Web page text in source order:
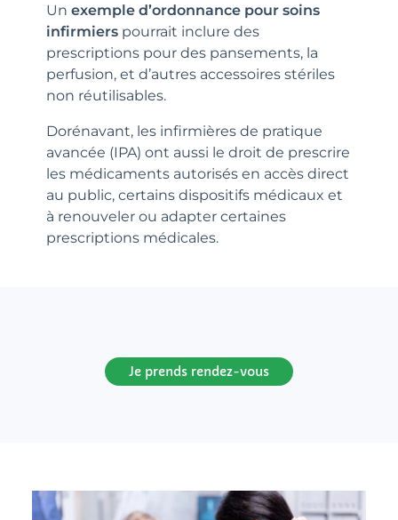
Un exemple d’ordonnance pour soins
infirmiers pourrait inclure des
prescriptions pour des pansements, la
perfusion, et d’autres accessoires stériles
non réutilisables.
Dorénavant, les infirmières de pratique
avancée (IPA) ont aussi le droit de prescrire
les médicaments autorisés en accès direct
au public, certains dispositifs médicaux et
à renouveler ou adapter certaines
prescriptions médicales.
Je prends rendez-vous